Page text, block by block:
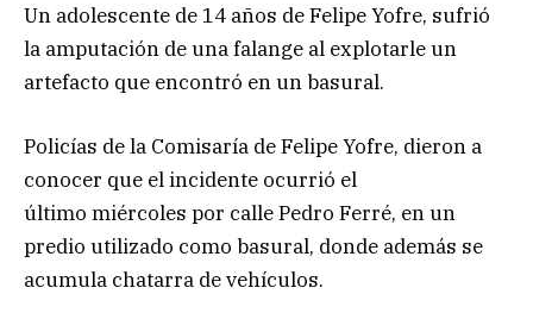
Un adolescente de 14 años de Felipe Yofre, sufrió
la amputación de una falange al explotarle un
artefacto que encontró en un basural.
Policías de la Comisaría de Felipe Yofre, dieron a
conocer que el incidente ocurrió el
último miércoles por calle Pedro Ferré, en un
predio utilizado como basural, donde además se
acumula chatarra de vehículos.